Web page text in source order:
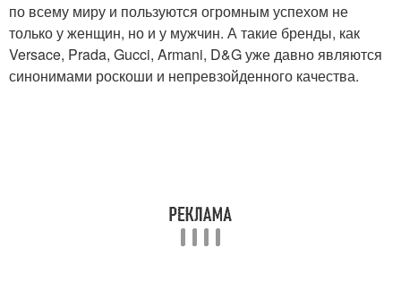
по всему миру и пользуются огромным успехом не
только у женщин, но и у мужчин. А такие бренды, как
Versace, Prada, Gucci, Armani, D&G уже давно являются
синонимами роскоши и непревзойденного качества.